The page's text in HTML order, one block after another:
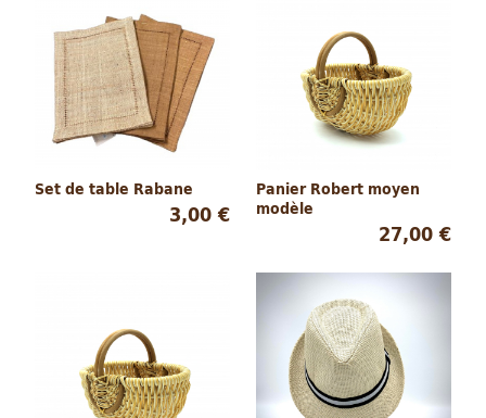
Set de table Rabane
3,00 €
Panier Robert moyen
modèle
27,00 €